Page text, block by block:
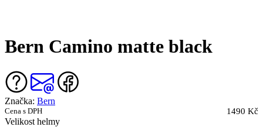
Bern Camino matte black
Značka: Bern
Cena s DPH 1490 Kč
Velikost helmy